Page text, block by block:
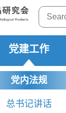
党建工作
党内法规
总书记讲话